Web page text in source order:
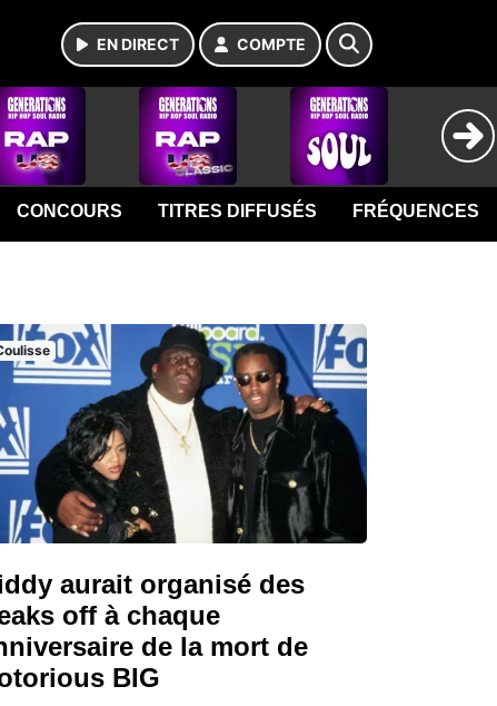
EN DIRECT COMPTE
CONCOURS TITRES DIFFUSÉS FRÉQUENCES
aurait organisé des
off à chaque
de la mort de
BIG